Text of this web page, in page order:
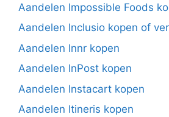
Aandelen Impossible Foods
Aandelen Inclusio kopen of
Aandelen Innr kopen
Aandelen InPost kopen
Aandelen Instacart kopen
Aandelen Itineris kopen